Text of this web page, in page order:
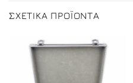
ΣΧΕΤΙΚΆ ΠΡΟΪΌΝΤΑ